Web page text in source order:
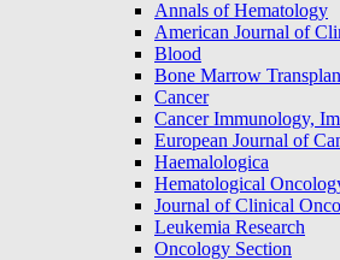
Annals of Hematology
American Journal of
Blood
Bone Marrow
Cancer
Cancer Immunology,
European Journal of
Haemalologica
Hematological
Journal of Clinical
Leukemia Research
Oncology Section